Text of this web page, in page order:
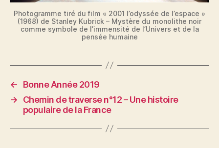
Photogramme tiré du film « 2001 l’odyssée de l’espace »
(1968) de Stanley Kubrick – Mystère du monolithe noir
comme symbole de l’immensité de l’Univers et de la
pensée humaine
←
Bonne Année 2019
→
Chemin de traverse n°12 – Une histoire
populaire de la France